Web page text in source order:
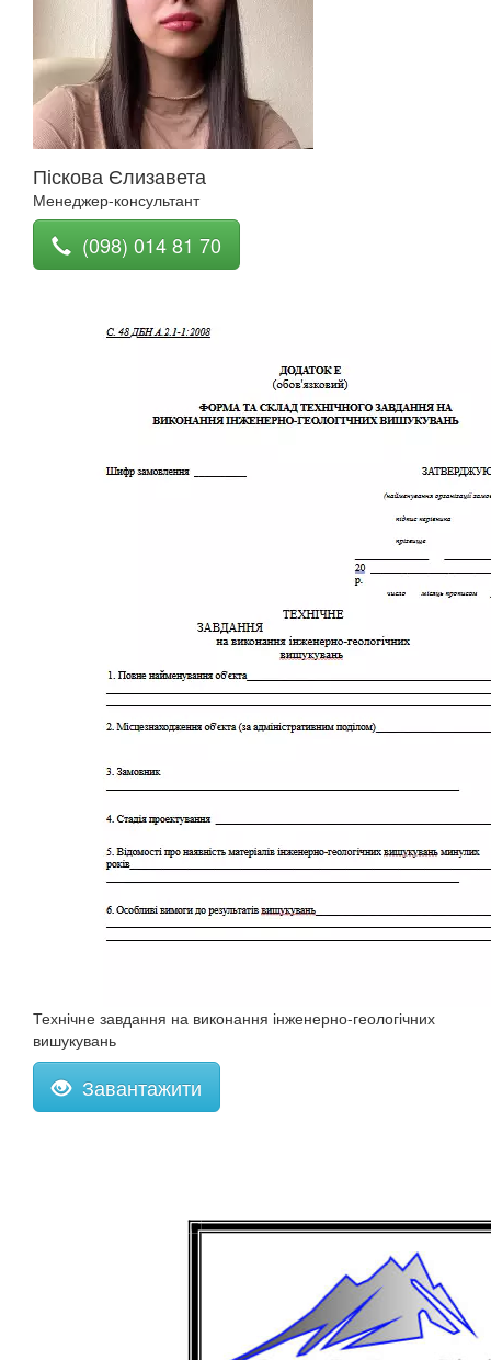
Піскова Єлизавета
Менеджер-консультант
(098) 014 81 70
Технічне завдання на виконання інженерно-геологічних
вишукувань
Завантажити